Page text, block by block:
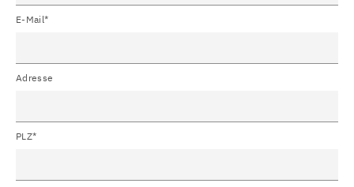
E-Mail*
Adresse
PLZ*